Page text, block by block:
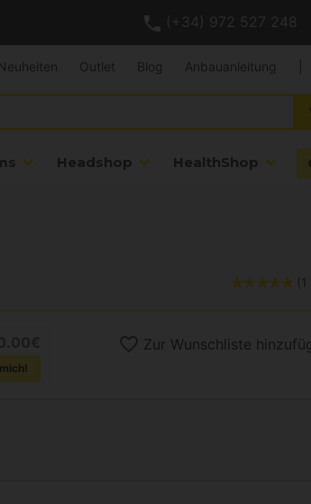
(+34) 972 527 248
Headshop HealthShop
Neuheiten Outlet Blog Anbauanleitung
Zur Wunschliste